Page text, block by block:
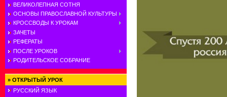
ВЕЛИКОЛЕПНАЯ СОТНЯ
ОСНОВЫ ПРАВОСЛАВНОЙ КУЛЬТУРЫ
КРОССВОДЫ К УРОКАМ
ЗАЧЕТЫ
РЕФЕРАТЫ
ПОСЛЕ УРОКОВ
РОДИТЕЛЬСКОЕ СОБРАНИЕ
» ОТКРЫТЫЙ УРОК
РУССКИЙ ЯЗЫК